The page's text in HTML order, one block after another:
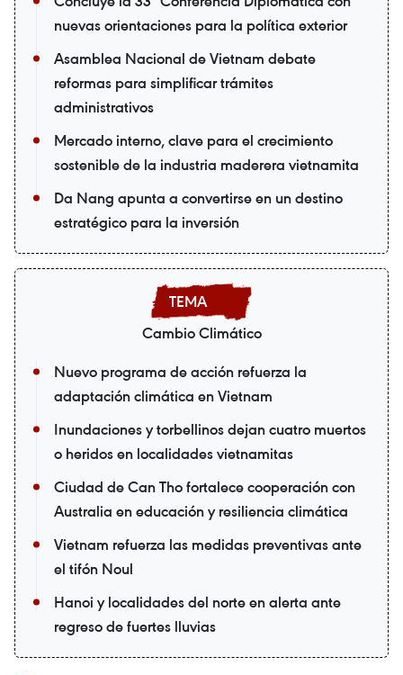
nuevas orientaciones para la política exterior
Asamblea Nacional de Vietnam debate
reformas para simplificar trámites
administrativos
Mercado interno, clave para el crecimiento
sostenible de la industria maderera vietnamita
Da Nang apunta a convertirse en un destino
estratégico para la inversión
Cambio Climático
Nuevo programa de acción refuerza la
adaptación climática en Vietnam
Inundaciones y torbellinos dejan cuatro muertos
o heridos en localidades vietnamitas
Ciudad de Can Tho fortalece cooperación con
Australia en educación y resiliencia climática
Vietnam refuerza las medidas preventivas ante
el tifón Noul
Hanoi y localidades del norte en alerta ante
regreso de fuertes lluvias